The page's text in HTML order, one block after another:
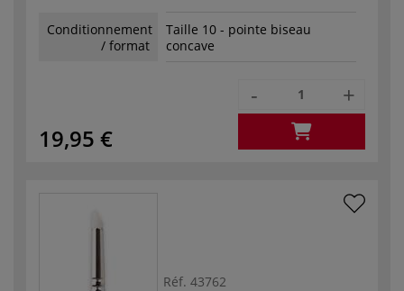
Conditionnement
/ format
Taille 10 - pointe biseau
concave
19,95 €
- +
Réf. 43762